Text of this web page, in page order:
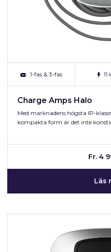
1-fas & 3-fas 11
Charge Amps Halo
Med marknadens högsta IP-
kompakta form är det inte
Fr. 4
Läs